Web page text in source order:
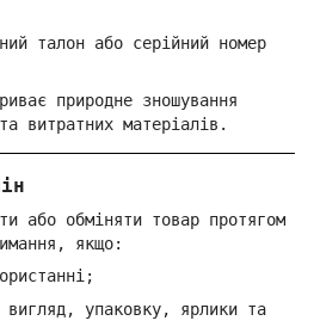
талон або серійний номер
природне зношування
витратних матеріалів.
або обміняти товар протягом
якщо:
вигляд, упаковку, ярлики та